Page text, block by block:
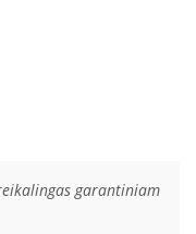
garantiniam